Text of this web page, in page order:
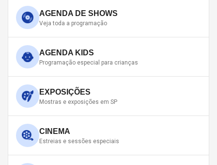
AGENDA DE SHOWS
Veja toda a programação
AGENDA KIDS
Programação especial para crianças
EXPOSIÇÕES
Mostras e exposições em SP
CINEMA
Estreias e sessões especiais